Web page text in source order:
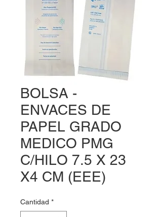
BOLSA -
ENVACES DE
PAPEL GRADO
MEDICO PMG
C/HILO 7.5 X 23
X4 CM (EEE)
Cantidad *